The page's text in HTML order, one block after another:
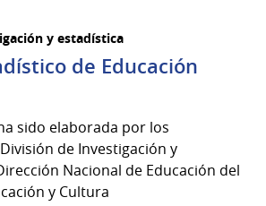
y estadística
de Educación
sido elaborada por los
de Investigación y
Nacional de Educación del
y Cultura